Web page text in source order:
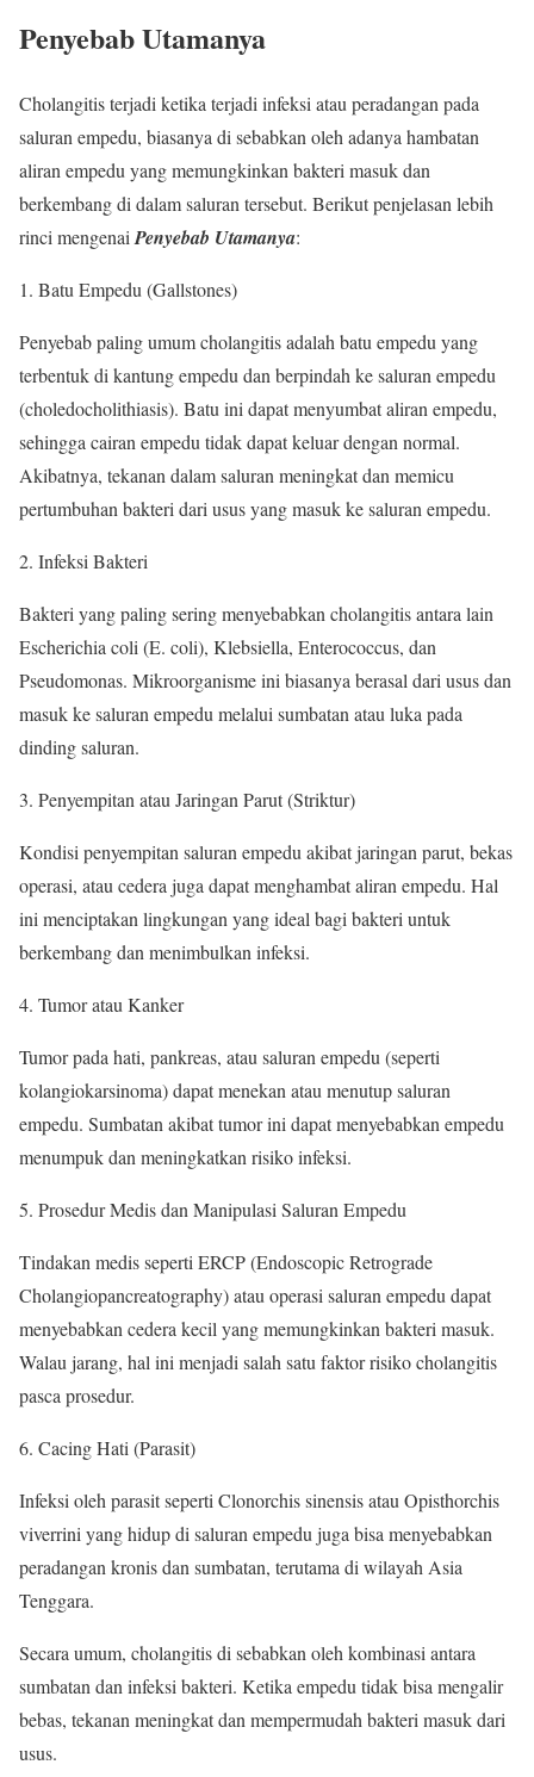
Penyebab Utamanya
Cholangitis terjadi ketika terjadi infeksi atau peradangan pada
saluran empedu, biasanya di sebabkan oleh adanya hambatan
aliran empedu yang memungkinkan bakteri masuk dan
berkembang di dalam saluran tersebut. Berikut penjelasan lebih
rinci mengenai Penyebab Utamanya:
Batu Empedu (Gallstones)
Penyebab paling umum cholangitis adalah batu empedu yang
terbentuk di kantung empedu dan berpindah ke saluran empedu
(choledocholithiasis). Batu ini dapat menyumbat aliran empedu,
sehingga cairan empedu tidak dapat keluar dengan normal.
Akibatnya, tekanan dalam saluran meningkat dan memicu
pertumbuhan bakteri dari usus yang masuk ke saluran empedu.
Infeksi Bakteri
Bakteri yang paling sering menyebabkan cholangitis antara lain
Escherichia coli (E. coli), Klebsiella, Enterococcus, dan
Pseudomonas. Mikroorganisme ini biasanya berasal dari usus dan
masuk ke saluran empedu melalui sumbatan atau luka pada
dinding saluran.
Penyempitan atau Jaringan Parut (Striktur)
Kondisi penyempitan saluran empedu akibat jaringan parut, bekas
operasi, atau cedera juga dapat menghambat aliran empedu. Hal
ini menciptakan lingkungan yang ideal bagi bakteri untuk
berkembang dan menimbulkan infeksi.
Tumor atau Kanker
Tumor pada hati, pankreas, atau saluran empedu (seperti
kolangiokarsinoma) dapat menekan atau menutup saluran
empedu. Sumbatan akibat tumor ini dapat menyebabkan empedu
menumpuk dan meningkatkan risiko infeksi.
Prosedur Medis dan Manipulasi Saluran Empedu
Tindakan medis seperti ERCP (Endoscopic Retrograde
Cholangiopancreatography) atau operasi saluran empedu dapat
menyebabkan cedera kecil yang memungkinkan bakteri masuk.
Walau jarang, hal ini menjadi salah satu faktor risiko cholangitis
pasca prosedur.
Cacing Hati (Parasit)
Infeksi oleh parasit seperti Clonorchis sinensis atau Opisthorchis
viverrini yang hidup di saluran empedu juga bisa menyebabkan
peradangan kronis dan sumbatan, terutama di wilayah Asia
Tenggara.
Secara umum, cholangitis di sebabkan oleh kombinasi antara
sumbatan dan infeksi bakteri. Ketika empedu tidak bisa mengalir
bebas, tekanan meningkat dan mempermudah bakteri masuk dari
usus.